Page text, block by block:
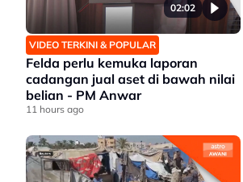
02:02
VIDEO TERKINI & POPULAR
Felda perlu kemuka laporan
cadangan jual aset di bawah nilai
belian - PM Anwar
11 hours ago